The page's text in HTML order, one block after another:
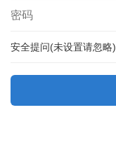
安全提问(未设置请忽略)